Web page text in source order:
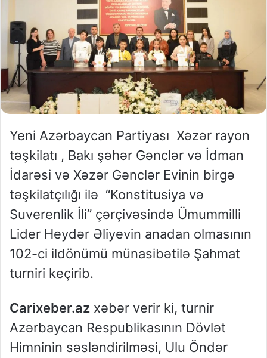
Yeni Azərbaycan Partiyası Xəzər rayon
təşkilatı , Bakı şəhər Gənclər və İdman
İdarəsi və Xəzər Gənclər Evinin birgə
təşkilatçılığı ilə “Konstitusiya və
Suverenlik İli” çərçivəsində Ümummilli
Lider Heydər Əliyevin anadan olmasının
102-ci ildönümü münasibətilə Şahmat
turniri keçirib.
Carixeber.az xəbər verir ki, turnir
Azərbaycan Respublikasının Dövlət
Himninin səsləndirilməsi, Ulu Öndər